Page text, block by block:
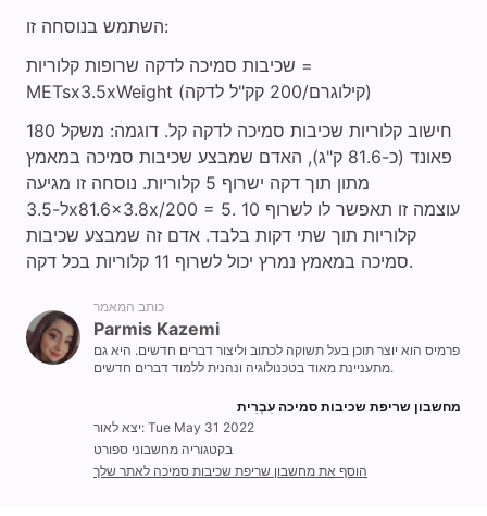
השתמש בנוסחה זו:
שכיבות סמיכה לדקה שרופות קלוריות =
METsx3.5xWeight (קילוגרם/200 קק"ל לדקה)
חישוב קלוריות שכיבות סמיכה לדקה קל. דוגמה: משקל 180
פאונד (כ-81.6 ק"ג), האדם שמבצע שכיבות סמיכה במאמץ
מתון תוך דקה ישרוף 5 קלוריות. נוסחה זו מגיעה
ל-3.5x81.6x3.8x/200 = 5. עוצמה זו תאפשר לו לשרוף 10
קלוריות תוך שתי דקות בלבד. אדם זה שמבצע שכיבות
סמיכה במאמץ נמרץ יכול לשרוף 11 קלוריות בכל דקה.
כותב המאמר
Parmis Kazemi
פרמיס הוא יוצר תוכן בעל תשוקה לכתוב וליצור דברים חדשים. היא גם
מתעניינת מאוד בטכנולוגיה ונהנית ללמוד דברים חדשים.
מחשבון שריפת שכיבות סמיכה עִבְרִית‎
יצא לאור: Tue May 31 2022
בקטגוריה מחשבוני ספורט
הוסף את מחשבון שריפת שכיבות סמיכה לאתר שלך